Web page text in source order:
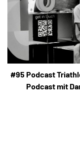
#95 Podcast
Podcast mit